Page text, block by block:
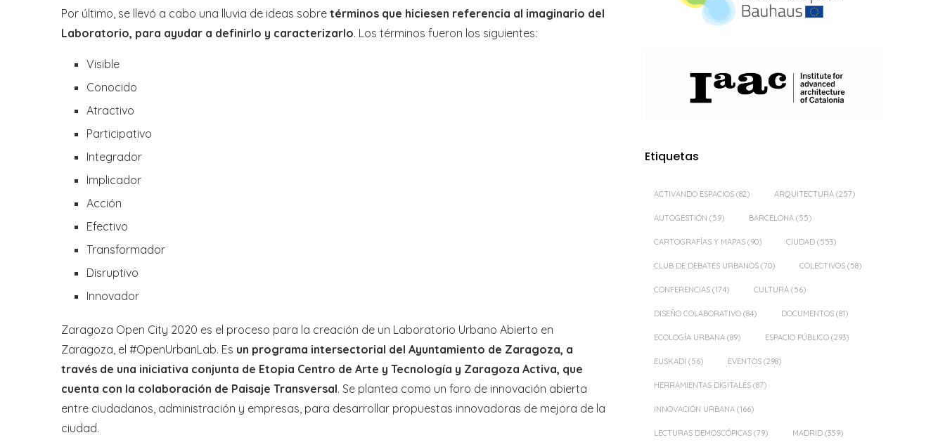
Por último, se llevó a cabo una lluvia de ideas sobre términos que hiciesen referencia al imaginario del
Laboratorio, para ayudar a definirlo y caracterizarlo. Los términos fueron los siguientes:
Visible
Conocido
Atractivo
Participativo
Integrador
Implicador
Acción
Efectivo
Transformador
Disruptivo
Innovador
Zaragoza Open City 2020 es el proceso para la creación de un Laboratorio Urbano Abierto en
Zaragoza, el #OpenUrbanLab. Es un programa intersectorial del Ayuntamiento de Zaragoza, a
través de una iniciativa conjunta de Etopia Centro de Arte y Tecnología y Zaragoza Activa, que
cuenta con la colaboración de Paisaje Transversal. Se plantea como un foro de innovación abierta
entre ciudadanos, administración y empresas, para desarrollar propuestas innovadoras de mejora de la
ciudad.
Etiquetas
ACTIVANDO ESPACIOS (82) ARQUITECTURA (257)
AUTOGESTIÓN (59) BARCELONA (55)
CARTOGRAFÍAS Y MAPAS (90) CIUDAD (553)
CLUB DE DEBATES URBANOS (70) COLECTIVOS (58)
CONFERENCIAS (174) CULTURA (56)
DISEÑO COLABORATIVO (84) DOCUMENTOS (81)
ECOLOGÍA URBANA (89) ESPACIO PÚBLICO (293)
EUSKADI (56) EVENTOS (298)
HERRAMIENTAS DIGITALES (87)
INNOVACIÓN URBANA (166)
LECTURAS DEMOSCÓPICAS (79) MADRID (359)